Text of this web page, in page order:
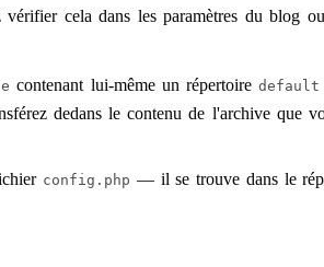
vérifier cela dans les paramètres du blog
contenant lui-même un répertoire default
dedans le contenu de l'archive que
config.php — il se trouve dans le